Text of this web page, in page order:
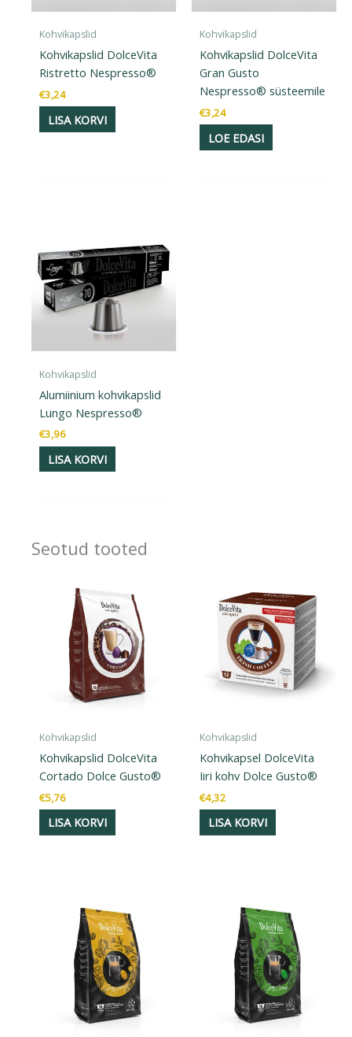
Kohvikapslid
Kohvikapslid DolceVita
Ristretto Nespresso®
€3,24
LISA KORVI
Kohvikapslid
Kohvikapslid DolceVita
Gran Gusto
Nespresso® süsteemile
€3,24
LOE EDASI
Kohvikapslid
Alumiinium kohvikapslid
Lungo Nespresso®
€3,96
LISA KORVI
Seotud tooted
Kohvikapslid
Kohvikapslid DolceVita
Cortado Dolce Gusto®
€5,76
LISA KORVI
Kohvikapslid
Kohvikapsel DolceVita
Iiri kohv Dolce Gusto®
€4,32
LISA KORVI